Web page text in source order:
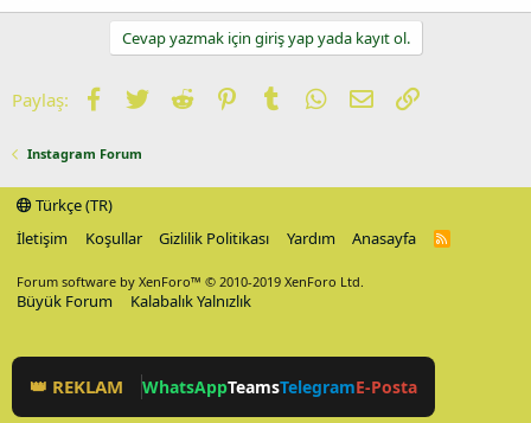
Cevap yazmak için giriş yap yada kayıt ol.
Paylaş: Facebook
TwitterReddit PinterestTumblrWhatsApp
E-postaLink
Instagram Forum
Türkçe (TR)
İletişim
Koşullar Gizlilik Politikası Yardım Anasayfa
R
Forum software by XenForo™ © 2010-2019 XenForo Ltd.
Büyük Forum Kalabalık Yalnızlık
👑 REKLAM WhatsAppTeamsTelegramE-Posta